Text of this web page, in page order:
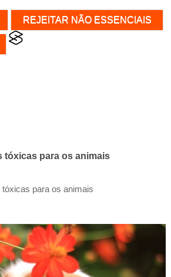
REJEITAR NÃO ESSENCIAIS
tóxicas para os animais
tóxicas para os animais